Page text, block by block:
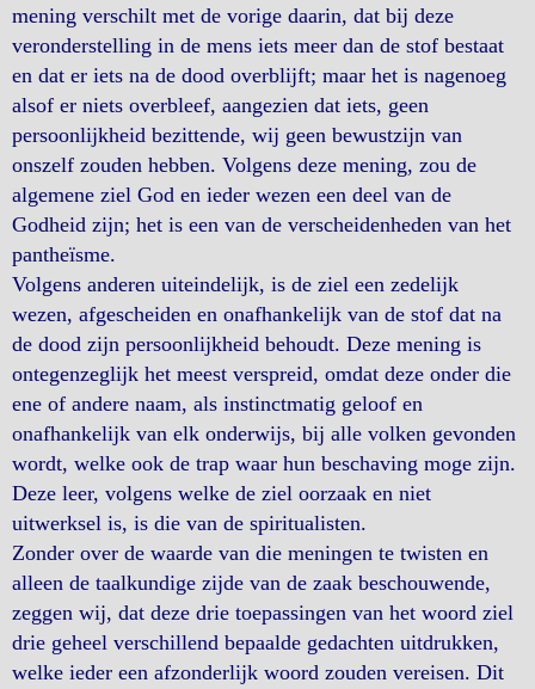
mening verschilt met de vorige daarin, dat bij deze
veronderstelling in de mens iets meer dan de stof bestaat
en dat er iets na de dood overblijft; maar het is nagenoeg
alsof er niets overbleef, aangezien dat iets, geen
persoonlijkheid bezittende, wij geen bewustzijn van
onszelf zouden hebben. Volgens deze mening, zou de
algemene ziel God en ieder wezen een deel van de
Godheid zijn; het is een van de verscheidenheden van het
pantheïsme.
Volgens anderen uiteindelijk, is de ziel een zedelijk
wezen, afgescheiden en onafhankelijk van de stof dat na
de dood zijn persoonlijkheid behoudt. Deze mening is
ontegenzeglijk het meest verspreid, omdat deze onder die
ene of andere naam, als instinctmatig geloof en
onafhankelijk van elk onderwijs, bij alle volken gevonden
wordt, welke ook de trap waar hun beschaving moge zijn.
Deze leer, volgens welke de ziel oorzaak en niet
uitwerksel is, is die van de spiritualisten.
Zonder over de waarde van die meningen te twisten en
alleen de taalkundige zijde van de zaak beschouwende,
zeggen wij, dat deze drie toepassingen van het woord ziel
drie geheel verschillend bepaalde gedachten uitdrukken,
welke ieder een afzonderlijk woord zouden vereisen. Dit